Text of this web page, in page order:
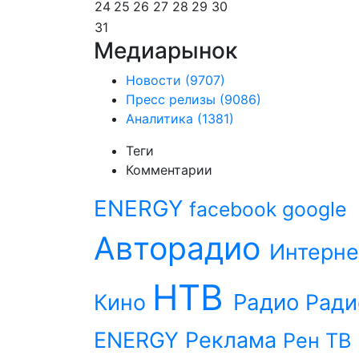
24 25 26 27 28 29 30
31
Медиарынок
Новости (9707)
Пресс релизы (9086)
Аналитика (1381)
Теги
Комментарии
ENERGY facebook google
Авторадио
Кино НТВ Радио
ENERGY Реклама Рен ТВ